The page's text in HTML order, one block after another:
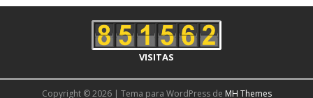
VISITAS
Copyright © 2026 | Tema para WordPress de MH Themes